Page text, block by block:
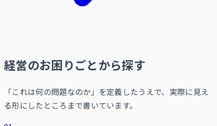
経営のお困りごとから探す
「これは何の問題なのか」を定義したうえで、実際に見え
る形にしたところまで書いています。